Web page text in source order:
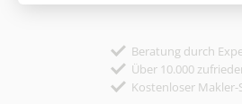
Beratung durch
Über 10.000
Kostenloser Makler-